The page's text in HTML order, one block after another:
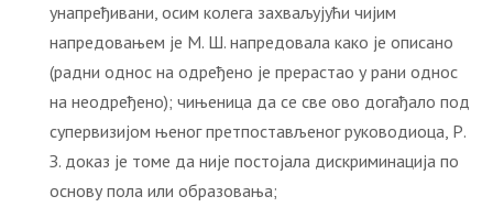
унапређивани, осим колега захваљујући чијим
напредовањем је М. Ш. напредовала како је описано
(радни однос на одређено је прерастао у рани однос
на неодређено); чињеница да се све ово догађало под
супервизијом њеног претпостављеног руководиоца, Р.
З. доказ је томе да није постојала дискриминација по
основу пола или образовања;